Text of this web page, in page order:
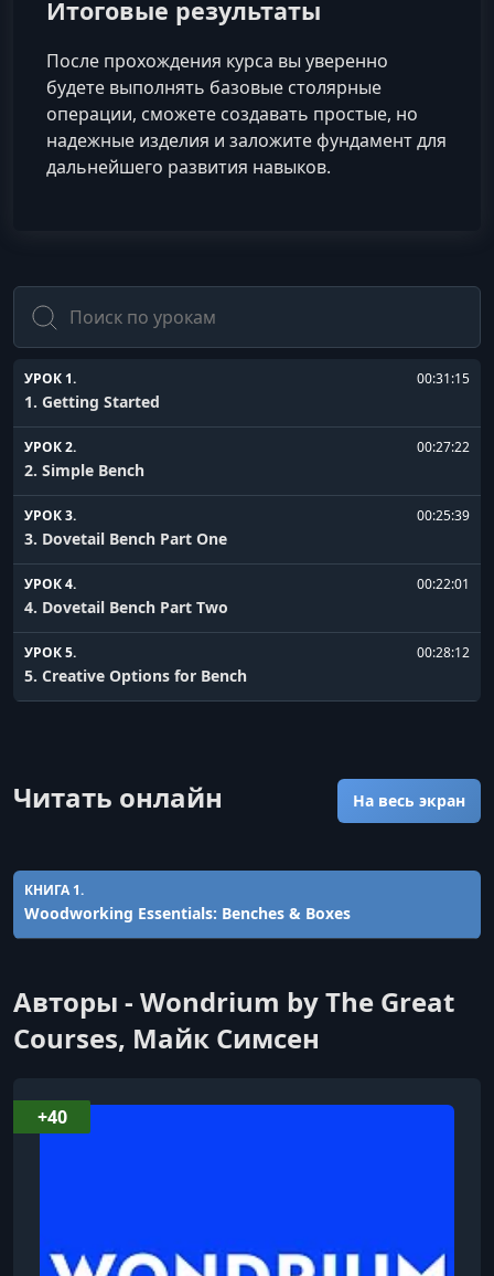
Итоговые результаты
После прохождения курса вы уверенно
будете выполнять базовые столярные
операции, сможете создавать простые, но
надежные изделия и заложите фундамент для
дальнейшего развития навыков.
Поиск
УРОК 1. 00:31:15
1. Getting Started
УРОК 2. 00:27:22
2. Simple Bench
УРОК 3. 00:25:39
3. Dovetail Bench Part One
УРОК 4. 00:22:01
4. Dovetail Bench Part Two
УРОК 5. 00:28:12
5. Creative Options for Bench
УРОК 7.
7. Decorative Options
Читать онлайн На весь экран
КНИГА 1.
Woodworking Essentials: Benches & Boxes
Авторы - Wondrium by The Great
Courses, Майк Симсен
+40